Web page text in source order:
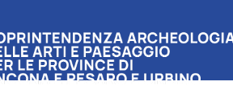
navigazione